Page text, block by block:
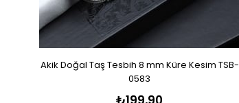
Akik Doğal Taş Tesbih 8 mm Küre Kesim TSB-
0583